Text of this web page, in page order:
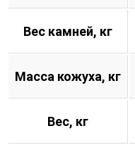
Вес камней, кг
Масса кожуха, кг
Вес, кг